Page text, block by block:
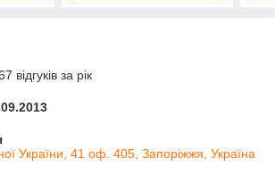
відгуків за рік
України, 41 оф. 405, Запоріжжя, Україна